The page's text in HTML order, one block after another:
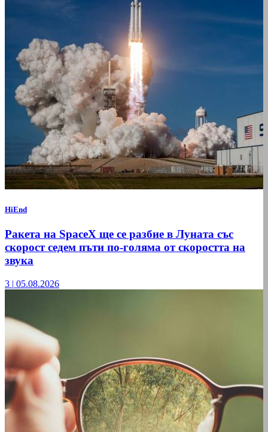
HiEnd
Ракета на SpaceX ще се разбие в Луната със
скорост седем пъти по-голяма от скоростта на
звука
3 | 05.08.2026